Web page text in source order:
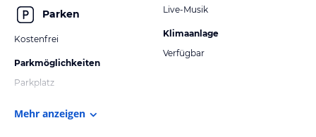
Parken
Kostenfrei
Parkmöglichkeiten
Parkplatz
Live-Musik
Klimaanlage
Verfügbar
Mehr anzeigen